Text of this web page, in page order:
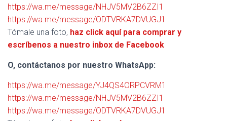
https://wa.me/message/NHJV5MV2B6ZZI1
https://wa.me/message/ODTVRKA7DVUGJ1
Tómale una foto, haz click aquí para comprar y
escríbenos a nuestro inbox de Facebook
O, contáctanos por nuestro WhatsApp:
https://wa.me/message/YJ4QS4ORPCVRM1
https://wa.me/message/NHJV5MV2B6ZZI1
https://wa.me/message/ODTVRKA7DVUGJ1